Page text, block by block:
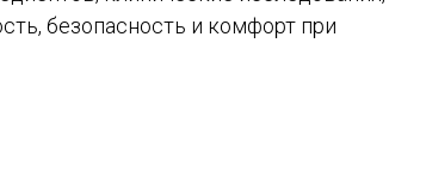
безопасность и комфорт при